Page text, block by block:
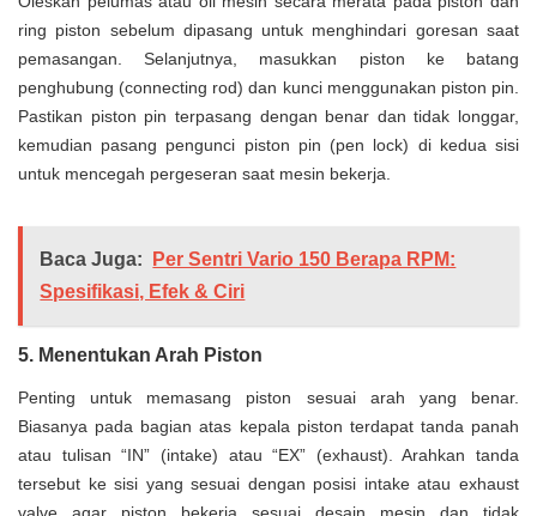
ring piston sebelum dipasang untuk menghindari goresan saat
pemasangan. Selanjutnya, masukkan piston ke batang
penghubung (connecting rod) dan kunci menggunakan piston pin.
Pastikan piston pin terpasang dengan benar dan tidak longgar,
kemudian pasang pengunci piston pin (pen lock) di kedua sisi
untuk mencegah pergeseran saat mesin bekerja.
Baca Juga:
Per Sentri Vario 150 Berapa RPM:
Spesifikasi, Efek & Ciri
5. Menentukan Arah Piston
Penting untuk memasang piston sesuai arah yang benar.
Biasanya pada bagian atas kepala piston terdapat tanda panah
atau tulisan “IN” (intake) atau “EX” (exhaust). Arahkan tanda
tersebut ke sisi yang sesuai dengan posisi intake atau exhaust